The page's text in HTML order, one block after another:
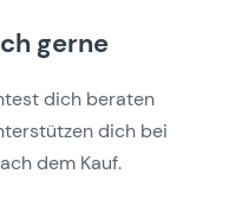
gerne
dich beraten
dich bei
dem Kauf.